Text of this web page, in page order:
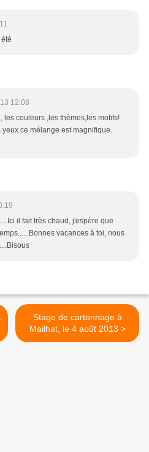
12:08
les couleurs ,les thèmes,les motifs!
ce mélange est magnifique.
il fait très chaud, j'espère que
vacances à toi, nous
Stage de cartonnage à
Mailhat, le 4 août 2013 >